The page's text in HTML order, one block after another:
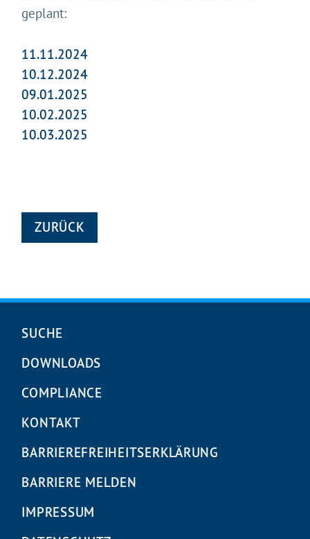
geplant:
11.11.2024
10.12.2024
09.01.2025
10.02.2025
10.03.2025
ZURÜCK
Navigation
SUCHE
DOWNLOADS
COMPLIANCE
KONTAKT
BARRIEREFREIHEITS­ERKLÄRUNG
BARRIERE MELDEN
IMPRESSUM